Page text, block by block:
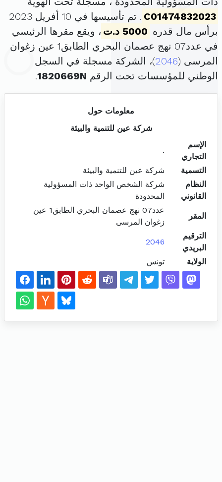
C01474832023
. تم تأسيسها في 10 أفريل 2023
برأس مال قدره 5000 د.ت
، ويقع مقرها الرئيسي
في عدد07 نهج عصمان البحري الطابق1 عين زغوان
المرسى (2046)، الشركة مسجلة في السجل
الوطني للمؤسسات تحت الرقم 1820669N
.
معلومات حول
شركة عين للتنمية والبيئة
الإسم
التجاري
.
التسمية
شركة عين للتنمية والبيئة
النظام
القانوني
شركة الشخص الواحد ذات المسؤولية
المحدودة
المقر
عدد07 نهج عصمان البحري الطابق1 عين
زغوان المرسى
الترقيم
البريدي
2046
الولاية تونس